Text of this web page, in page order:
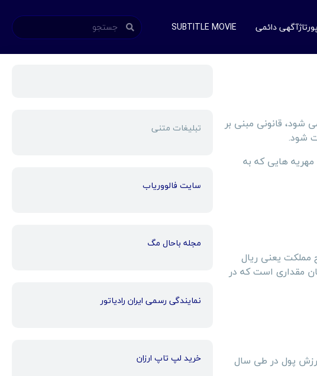
دائمی SUBTITLE MOVIE
شود، قانونی مبنی بر
شود.
مهریه هایی که به
مملکت یعنی ریال
مقداری است که در
پول در طی سال
تبلیغات متنی
سایت فالووریاب
مجله باحال مگ
نمایندگی رسمی ایران رادیاتور
خرید لپ تاپ ارزان